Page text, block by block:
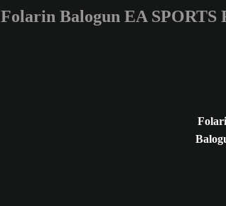
Enter a minimum of 3
Folarin Balogun EA